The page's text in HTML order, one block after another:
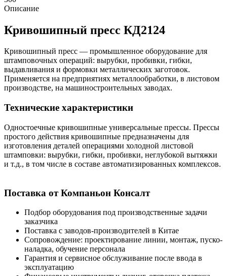
Описание
Кривошипный пресс КД2124
Кривошипный пресс — промышленное оборудование для
штамповочных операций: вырубки, пробивки, гибки,
выдавливания и формовки металлических заготовок.
Применяется на предприятиях металлообработки, в листовом
производстве, на машиностроительных заводах.
Технические характеристики
Одностоечные кривошипные универсальные прессы. Прессы
простого действия кривошипные предназначены для
изготовления деталей операциями холодной листовой
штамповки: вырубки, гибки, пробивки, неглубокой вытяжки
и т.д., в том числе в составе автоматизированных комплексов.
Поставка от Компаньон Консалт
Подбор оборудования под производственные задачи
заказчика
Поставка с заводов-производителей в Китае
Сопровождение: проектирование линии, монтаж, пуско-
наладка, обучение персонала
Гарантия и сервисное обслуживание после ввода в
эксплуатацию